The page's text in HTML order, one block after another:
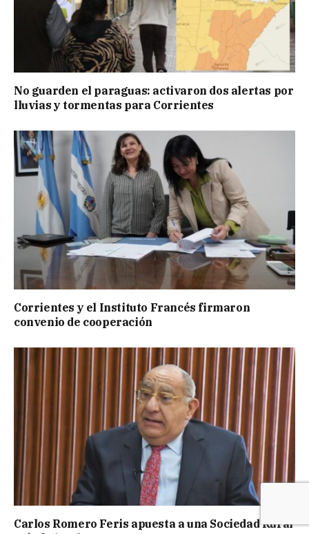
No guarden el paraguas: activaron dos alertas por
lluvias y tormentas para Corrientes
Corrientes y el Instituto Francés firmaron
convenio de cooperación
Carlos Romero Feris apuesta a una Sociedad Rural